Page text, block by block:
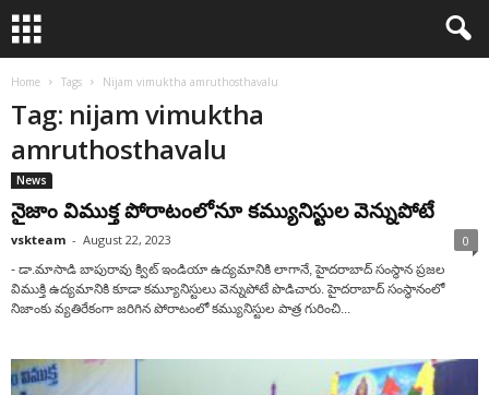
Home Tags Nijam vimuktha amruthosthavalu
Tag: nijam vimuktha
amruthosthavalu
News
నైజాం విముక్త పోరాటంలోనూ కమ్యునిస్టుల‌ వెన్నుపోటే
vskteam - August 22, 2023 0
- డా.మాసాడి బాపురావు క్విట్ ఇండియా ఉద్యమానికి లాగానే, హైదరాబాద్ సంస్థాన ప్రజల
విముక్తి ఉద్యమానికి కూడా కమ్యూనిస్టులు వెన్నుపోటే పొడిచారు. హైదరాబాద్ సంస్థానంలో
నిజాంకు వ్యతిరేకంగా జరిగిన పోరాటంలో కమ్యునిస్టుల పాత్ర గురించి...